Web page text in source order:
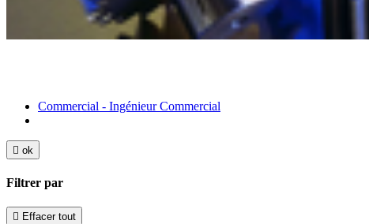
Commercial - Ingénieur Commercial
 ok
Filtrer par
 Effacer tout